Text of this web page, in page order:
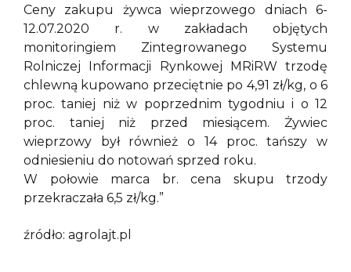
Ceny zakupu żywca wieprzowego dniach 6-
12.07.2020 r. w zakładach objętych
monitoringiem Zintegrowanego Systemu
Rolniczej Informacji Rynkowej MRiRW trzodę
chlewną kupowano przeciętnie po 4,91 zł/kg, o 6
proc. taniej niż w poprzednim tygodniu i o 12
proc. taniej niż przed miesiącem. Żywiec
wieprzowy był również o 14 proc. tańszy w
odniesieniu do notowań sprzed roku.
W połowie marca br. cena skupu trzody
przekraczała 6,5 zł/kg.”
źródło: agrolajt.pl